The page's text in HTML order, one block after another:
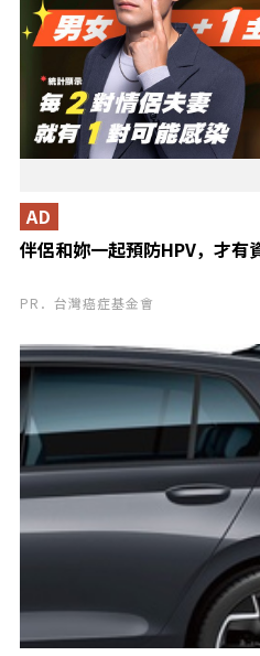
伴侶和妳一起預防HPV，才有
AD
PR．台灣癌症基金會